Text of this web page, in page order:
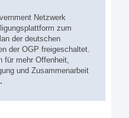
Netzwerk
zum
der deutschen
der OGP freigeschaltet.
für mehr Offenheit,
und Zusammenarbeit